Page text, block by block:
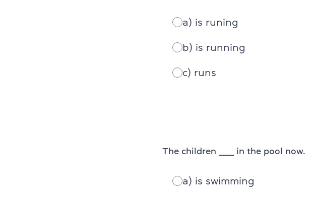
a) is runing
b) is running
c) runs
The children ______ in the pool now.
a) is swimming